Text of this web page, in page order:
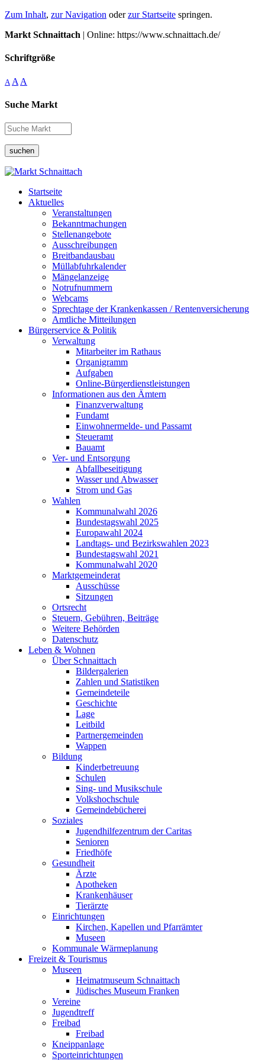
Zum Inhalt, zur Navigation oderzur Startseite springen.
Markt Schnaittach | Online: https://www.schnaittach.de/
Schriftgröße
A A A
Suche Markt
suchen
Startseite
Aktuelles
Veranstaltungen
Bekanntmachungen
Stellenangebote
Ausschreibungen
Breitbandausbau
Müllabfuhrkalender
Mängelanzeige
Notrufnummern
Webcams
Sprechtage der Krankenkassen / Rentenversicherung
Amtliche Mitteilungen
Bürgerservice & Politik
Verwaltung
Mitarbeiter im Rathaus
Organigramm
Aufgaben
Online-Bürgerdienstleistungen
Informationen aus den Ämtern
Finanzverwaltung
Fundamt
Einwohnermelde- und Passamt
Steueramt
Bauamt
Ver- und Entsorgung
Abfallbeseitigung
Wasser und Abwasser
Strom und Gas
Wahlen
Kommunalwahl 2026
Bundestagswahl 2025
Europawahl 2024
Landtags- und Bezirkswahlen 2023
Bundestagswahl 2021
Kommunalwahl 2020
Marktgemeinderat
Ausschüsse
Sitzungen
Ortsrecht
Steuern, Gebühren, Beiträge
Weitere Behörden
Datenschutz
Leben & Wohnen
Über Schnaittach
Bildergalerien
Zahlen und Statistiken
Gemeindeteile
Geschichte
Lage
Leitbild
Partnergemeinden
Wappen
Bildung
Kinderbetreuung
Schulen
Sing- und Musikschule
Volkshochschule
Gemeindebücherei
Soziales
Jugendhilfezentrum der Caritas
Senioren
Friedhöfe
Gesundheit
Ärzte
Apotheken
Krankenhäuser
Tierärzte
Einrichtungen
Kirchen, Kapellen und Pfarrämter
Museen
Kommunale Wärmeplanung
Freizeit & Tourismus
Museen
Heimatmuseum Schnaittach
Jüdisches Museum Franken
Vereine
Jugendtreff
Freibad
Freibad
Kneippanlage
Sporteinrichtungen